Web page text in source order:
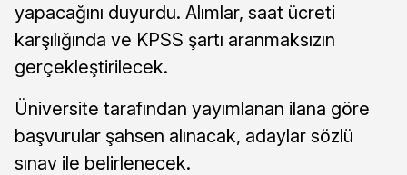
yapacağını duyurdu. Alımlar, saat ücreti
karşılığında ve KPSS şartı aranmaksızın
gerçekleştirilecek.
Üniversite tarafından yayımlanan ilana göre
başvurular şahsen alınacak, adaylar sözlü
sınav ile belirlenecek.